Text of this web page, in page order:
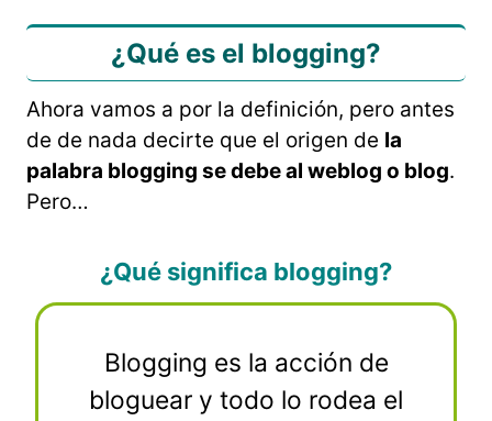
¿Qué es el blogging?
Ahora vamos a por la definición, pero antes
de de nada decirte que el origen de la
palabra blogging se debe al weblog o blog.
Pero…
¿Qué significa blogging?
Blogging es la acción de
bloguear y todo lo rodea el